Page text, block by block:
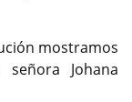
mostramos
Johana